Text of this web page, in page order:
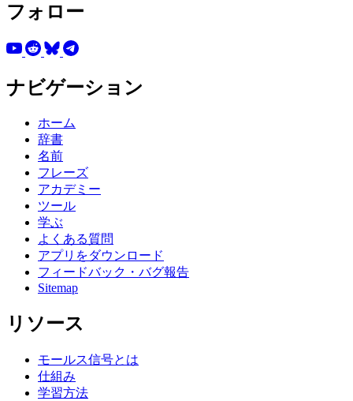
フォロー
ナビゲーション
ホーム
辞書
名前
フレーズ
アカデミー
ツール
学ぶ
よくある質問
アプリをダウンロード
フィードバック・バグ報告
Sitemap
リソース
モールス信号とは
仕組み
学習方法